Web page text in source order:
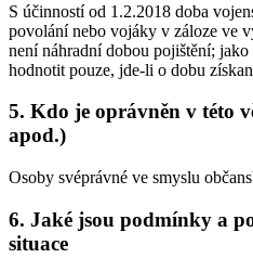
S účinností od 1.2.2018 doba
povolání nebo vojáky v záloze ve
není náhradní dobou pojištění;
hodnotit pouze, jde-li o dobu
5. Kdo je oprávněn v této
apod.)
Osoby svéprávné ve smyslu
6. Jaké jsou podmínky a
situace